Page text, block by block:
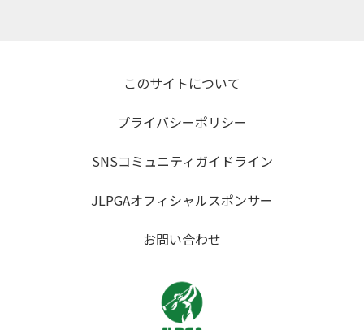
このサイトについて
プライバシーポリシー
SNSコミュニティガイドライン
JLPGAオフィシャルスポンサー
お問い合わせ